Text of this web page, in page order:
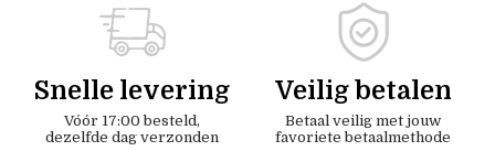
Snelle levering
Vóór 17:00 besteld,
dezelfde dag verzonden
Veilig betalen
Betaal veilig met jouw
favoriete betaalmethode